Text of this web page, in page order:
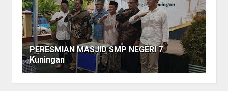
PERESMIAN MASJID SMP NEGERI 7
Kuningan